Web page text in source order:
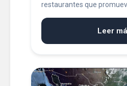
restaurantes que
Leer